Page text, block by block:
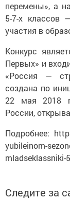
перемены», а
5-7-х классов
участия в
Конкурс
Первых» и
«Россия —
создана по
22 мая 2018
России,
Подробнее:
yubileinom-
mladseklassniki-
Следите за